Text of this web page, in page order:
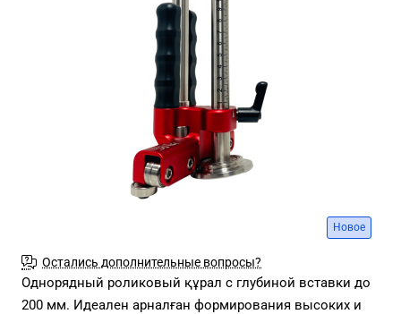
Новое
Остались дополнительные вопросы?
Однорядный роликовый құрал с глубиной вставки до
200 мм. Идеален арналған формирования высоких и